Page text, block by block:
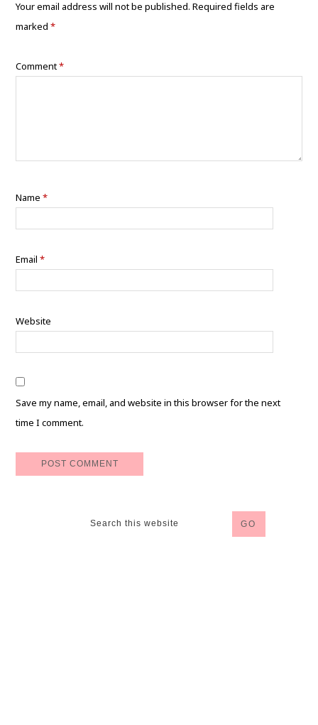
Your email address will not be published. Required fields are
marked*
Comment*
Name*
Email*
Website
Save my name, email, and website in this browser for the next
time I comment.